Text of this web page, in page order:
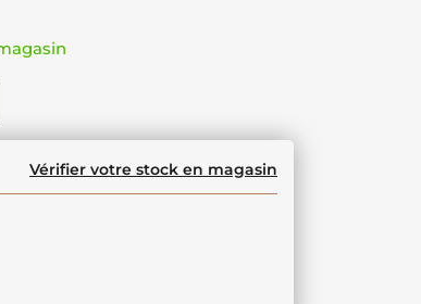
Vérifier votre stock en magasin